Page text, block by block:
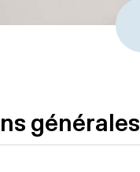
générales